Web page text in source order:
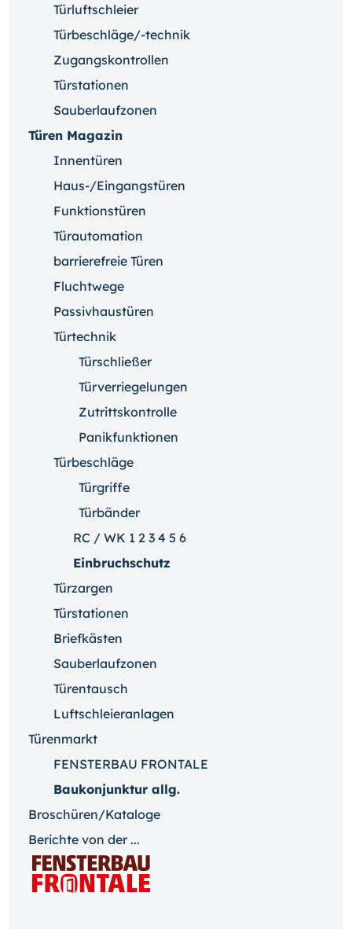
Türluftschleier
Türbeschläge/-technik
Zugangskontrollen
Türstationen
Sauberlaufzonen
Türen Magazin
Innentüren
Haus-/Eingangstüren
Funktionstüren
Türautomation
barrierefreie Türen
Fluchtwege
Passivhaustüren
Türtechnik
Türschließer
Türverriegelungen
Zutrittskontrolle
Panikfunktionen
Türbeschläge
Türgriffe
Türbänder
RC / WK 1 2 3 4 5 6
Einbruchschutz
Türzargen
Türstationen
Briefkästen
Sauberlaufzonen
Türentausch
Luftschleieranlagen
Türenmarkt
FENSTERBAU FRONTALE
Baukonjunktur allg.
Broschüren/Kataloge
Berichte von der ...